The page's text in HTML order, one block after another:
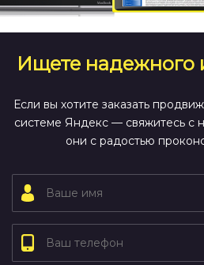
Ищете надежного
Если вы хотите заказать
системе Яндекс — свяжитесьс
они с радостью